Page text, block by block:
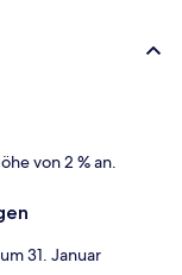
von 2 % an.
31. Januar